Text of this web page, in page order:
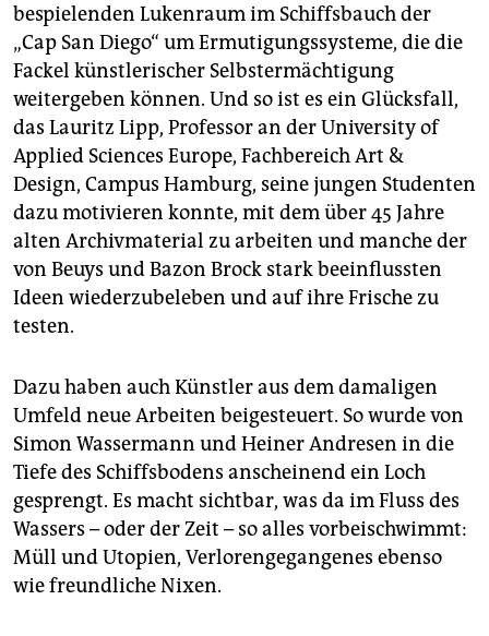
bespielenden Lukenraum im Schiffsbauch der
„Cap San Diego“ um Ermutigungssysteme, die die
Fackel künstlerischer Selbstermächtigung
weitergeben können. Und so ist es ein Glücksfall,
das Lauritz Lipp, Professor an der University of
Applied Sciences Europe, Fachbereich Art &
Design, Campus Hamburg, seine jungen Studenten
dazu motivieren konnte, mit dem über 45 Jahre
alten Archivmaterial zu arbeiten und manche der
von Beuys und Bazon Brock stark beeinflussten
Ideen wiederzubeleben und auf ihre Frische zu
testen.
Dazu haben auch Künstler aus dem damaligen
Umfeld neue Arbeiten beigesteuert. So wurde von
Simon Wassermann und Heiner Andresen in die
Tiefe des Schiffsbodens anscheinend ein Loch
gesprengt. Es macht sichtbar, was da im Fluss des
Wassers – oder der Zeit – so alles vorbeischwimmt:
Müll und Utopien, Verlorengegangenes ebenso
wie freundliche Nixen.